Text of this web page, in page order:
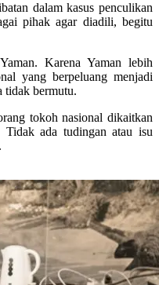
dalam kasus penculikan
pihak agar diadili, begitu
Karena Yaman lebih
yang berpeluang menjadi
tidak bermutu.
tokoh nasional dikaitkan
Tidak ada tudingan atau isu